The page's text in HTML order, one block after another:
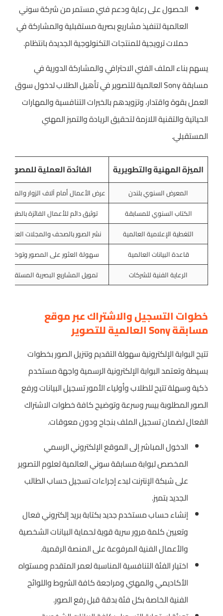
الحصول على رعاية ودعم فني مستمر من شركة سوني
العالمية لتنفيذ مشاريع بصرية مستقبلية والمشاركة في
حملات ترويجية للمنتجات التكنولوجية الجديدة بانتظام.
يسهم بناء الملف الفني الاحترافي والمشاركة الدورية في
مسابقة Sony العالمية للتصوير في تأهيل الطلاب لدخول سوق
العمل بقوة واقتدار، وتزويدهم بالخبرات التنافسية والمهارات
الحياتية والتقنية اللازمة لتحقيق الريادة والتميز المهني
المستقبلي.
الميزة المهنية والتطويرية الفائدة العملية للمصور
المعرض السنوي بلندن
عرض الأعمال أمام آلاف الزوار
الكتاب السنوي للمسابقة
توثيق دائم للأعمال الفائزة بالطباعة
التغطية الإعلامية العالمية
نشر الصور بالصحف والمجلات العالمية
قاعدة البيانات العالمية
سهولة العثور على المصور وتوظيفه
الرعاية الفنية للشركات
تمويل المشاريع البصرية المستقبلية
خطوات التسجيل والاشتراك عبر موقع
مسابقة Sony العالمية للتصوير
تتيح البوابة الإلكترونية سهولة التقديم وتنزيل الصور بخطوات
بسيطة وتعتمد البوابة الإلكترونية الرسمية واجهة مستخدم
ذكية وسهلة تتيح للطلاب وأولياء الأمور تسجيل البيانات ورفع
الصور المطلوبة بيسر وسرعة وتوضيح كافة خطوات الاشتراك
الفعال لضمان تسجيل الملف بنجاح ودون معوقات.
الدخول المباشر إلى الموقع الإلكتروني الرسمي
المخصص لبوابة مسابقة سوني العالمية لعلوم التصوير
على شبكة الإنترنت لبدء إجراءات تسجيل حساب الطالب
الجديد بتميز.
إنشاء حساب مستخدم جديد بكتابة بريد إلكتروني فعال
وتعيين كلمة مرور سرية قوية لحماية البيانات الشخصية
والأعمال الفنية المرفوعة على المنصة الرقمية.
اختيار الفئة التنافسية المناسبة لعمر المتقدم ومستواه
الأكاديمي والمهني ومراجعة كافة الشروط واللوائح
الفنية الخاصة بكل فئة بدقة قبل رفع الصور.